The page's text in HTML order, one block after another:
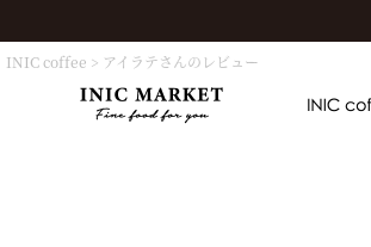
INIC coffee アイラテさんのレビュー